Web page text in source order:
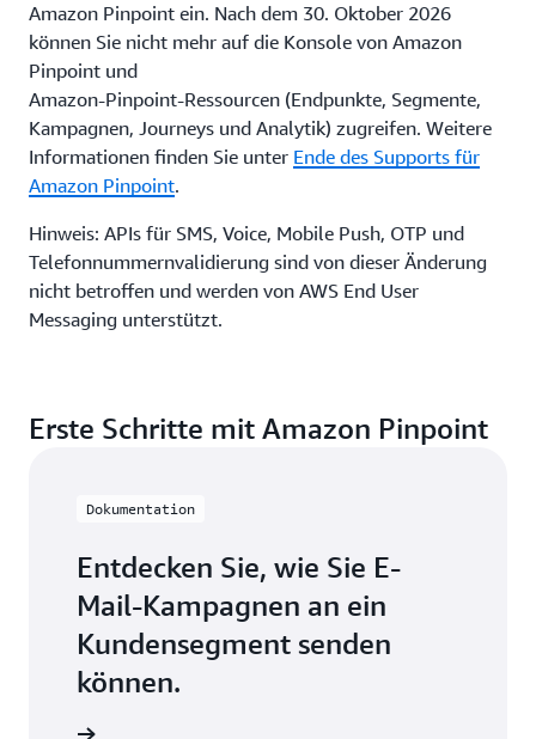
Amazon Pinpoint ein. Nach dem 30. Oktober 2026
können Sie nicht mehr auf die Konsole von Amazon
Pinpoint und
Amazon-Pinpoint-Ressourcen (Endpunkte, Segmente,
Kampagnen, Journeys und Analytik) zugreifen. Weitere
Informationen finden Sie unter Ende des Supports für
Amazon Pinpoint.
Hinweis: APIs für SMS, Voice, Mobile Push, OTP und
Telefonnummernvalidierung sind von dieser Änderung
nicht betroffen und werden von AWS End User
Messaging unterstützt.
Erste Schritte mit Amazon Pinpoint
Dokumentation
Entdecken Sie, wie Sie E-
Mail-Kampagnen an ein
Kundensegment senden
können.